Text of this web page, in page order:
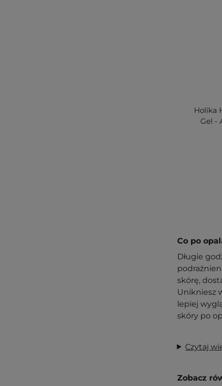
Holika
Gel -
Co po
Długie
skórę,
Unikniesz
lepiej
skóry po
Czytaj
Zobacz